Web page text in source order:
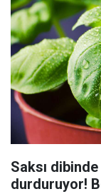
Saksı
durduruyor!